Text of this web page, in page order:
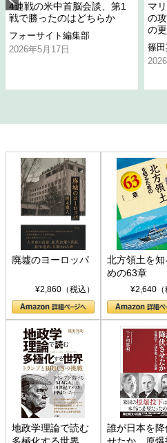
4連戦の米中首脳会談、第1
戦で勝ったのはどちらか
フォーサイト編集部
2026年5月17日
マ
の
の
篠
廃墟のヨーロッパ
¥2,860（税込）
北方領土を知
めの63章
¥2,640（
地政学理論で読む
多極化する世界：
誰が日本を降
せたか 原爆